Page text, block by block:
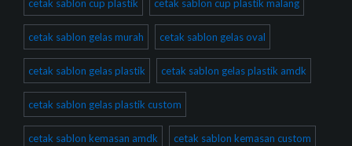
cetak sablon cup plastik cetak sablon cup plastik malang
cetak sablon gelas murah cetak sablon gelas oval
cetak sablon gelas plastik cetak sablon gelas plastik amdk
cetak sablon gelas plastik custom
cetak sablon kemasan amdk cetak sablon kemasan custom